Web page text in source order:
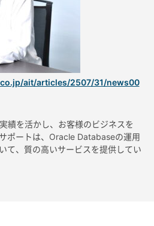
ait/articles/2507/31/news00
績を活かし、お客様のビジネスを
ポートは、Oracle Databaseの運用
て、質の高いサービスを提供してい